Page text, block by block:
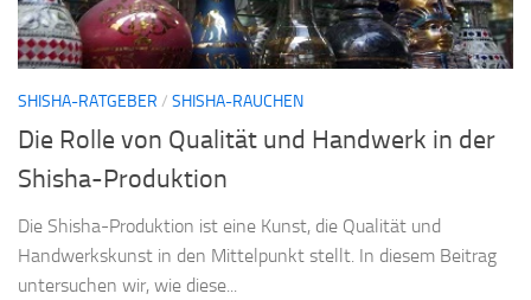
SHISHA-RATGEBER / SHISHA-RAUCHEN
Die Rolle von Qualität und Handwerk in der
Shisha-Produktion
Die Shisha-Produktion ist eine Kunst, die Qualität und
Handwerkskunst in den Mittelpunkt stellt. In diesem Beitrag
untersuchen wir, wie diese...